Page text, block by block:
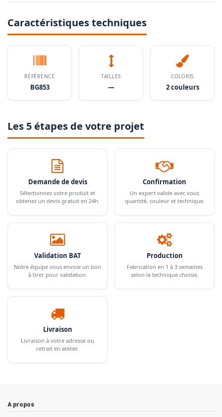
Caractéristiques techniques
RÉFÉRENCE
BG853
TAILLES
—
COLORIS
2 couleurs
Les 5 étapes de votre projet
Demande de devis
Sélectionnez votre produit et
obtenez un devis gratuit en 24h.
Confirmation
Un expert valide avec vous
quantité, couleur et technique.
Validation BAT
Notre équipe vous envoie un bon
à tirer pour validation.
Production
Fabrication en 1 à 3 semaines
selon la technique choisie.
Livraison
Livraison à votre adresse ou
retrait en atelier.
A propos